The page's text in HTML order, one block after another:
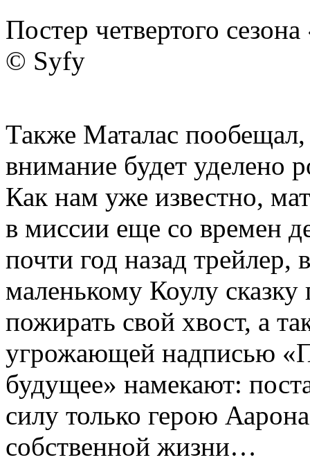
Постер четвертого
© Syfy
Также Маталас пообещал,
внимание будет уделено
Как нам уже известно,
в миссии еще со времен
почти год назад трейлер,
маленькому Коулу сказку
пожирать свой хвост, а
угрожающей надписью
будущее» намекают:
силу только герою
собственной жизни…